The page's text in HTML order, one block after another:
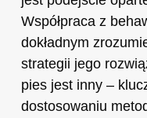
Współpraca z
dokładnym
strategii jego
pies jest inny –
dostosowaniu